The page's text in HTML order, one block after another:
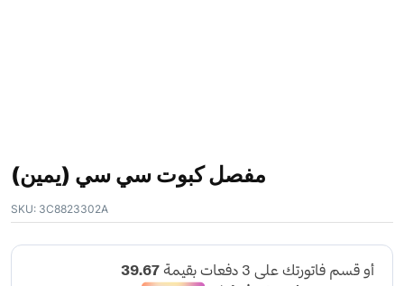
مفصل كبوت سي سي (يمين)
SKU: 3C8823302A